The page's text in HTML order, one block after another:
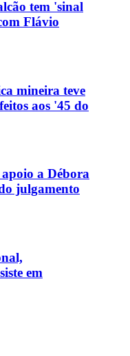
tem 'sinal
Flávio
mineira teve
aos '45 do
a Débora
julgamento
em